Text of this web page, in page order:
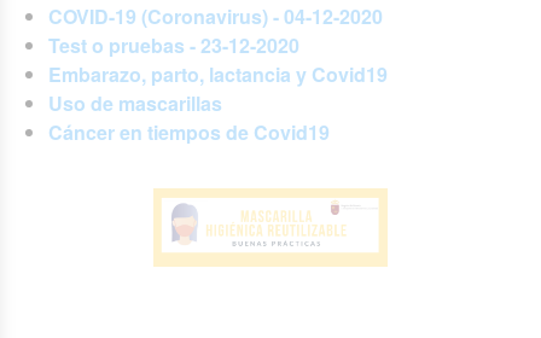
COVID-19 (Coronavirus) - 04-12-2020
Test o pruebas - 23-12-2020
Embarazo, parto, lactancia y Covid19
Uso de mascarillas
Cáncer en tiempos de Covid19